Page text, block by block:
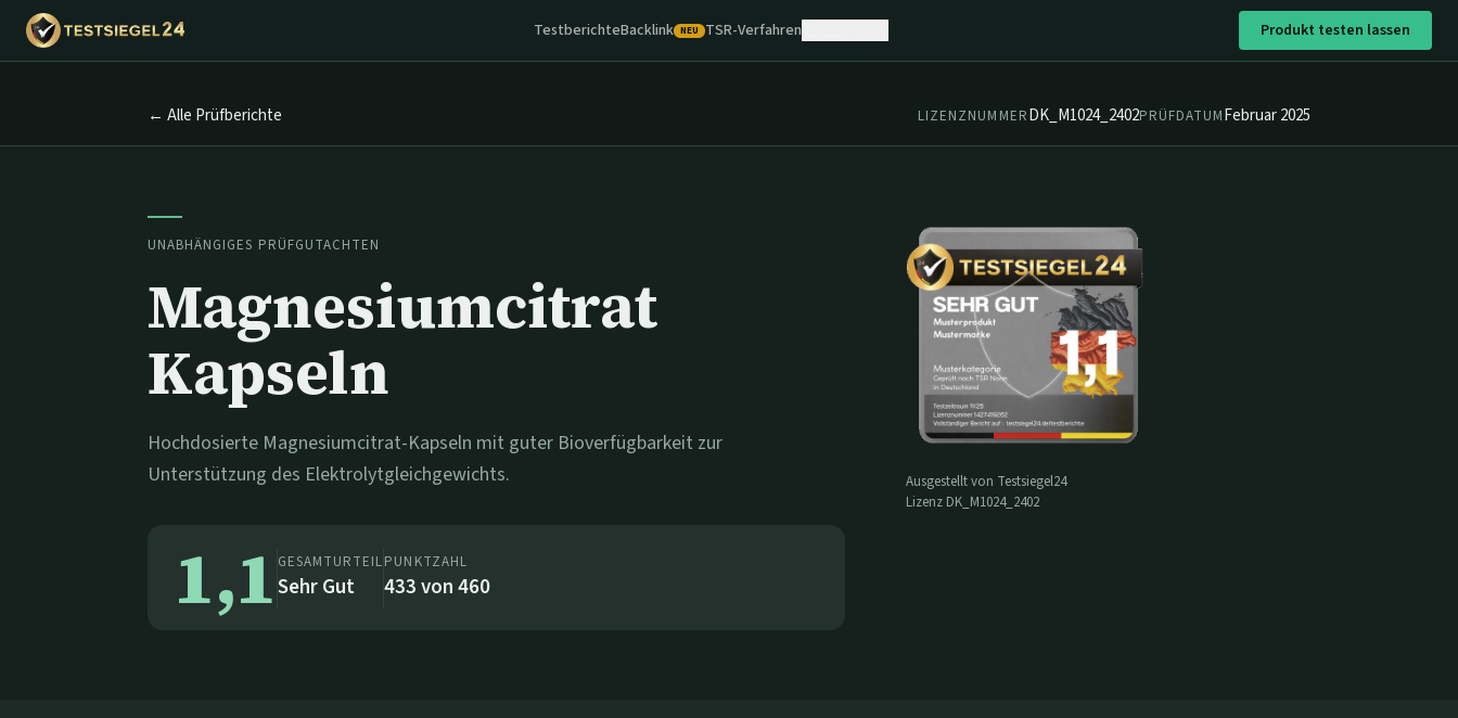
TestberichteBacklink NEU TSR-Verfahren Produkt testen lassen
← Alle Prüfberichte LIZENZNUMMERDK_M1024_2402PRÜFDATUMFebruar 2025
Ausgestellt von Testsiegel24
Lizenz DK_M1024_2402
UNABHÄNGIGES PRÜFGUTACHTEN
Magnesiumcitrat
Kapseln
Hochdosierte Magnesiumcitrat-Kapseln mit guter Bioverfügbarkeit zur
Unterstützung des Elektrolytgleichgewichts.
1,1 GESAMTURTEIL
Sehr Gut
PUNKTZAHL
433von460